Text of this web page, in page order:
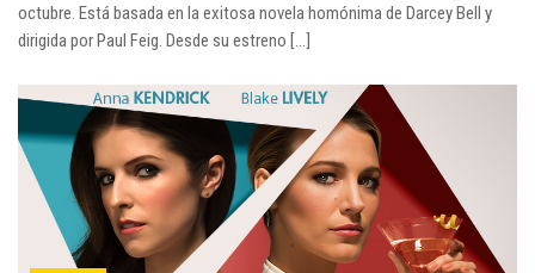
octubre. Está basada en la exitosa novela homónima de Darcey Bell y
dirigida por Paul Feig. Desde su estreno [...]